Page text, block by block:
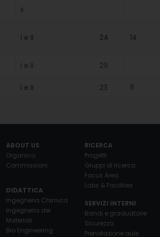
II
I e II 24 14
I e II 29
I e II 23 11
ABOUT US
Organico
Commissioni
DIDATTICA
Ingegneria Chimica
Ingegneria dei
Materiali
Bio Engineering
RICERCA
Progetti
Gruppi di ricerca
Focus Area
Labs & Facilities
SERVIZI INTERNI
Bandi e graduatorie
Sicurezza
Prenotazione aule